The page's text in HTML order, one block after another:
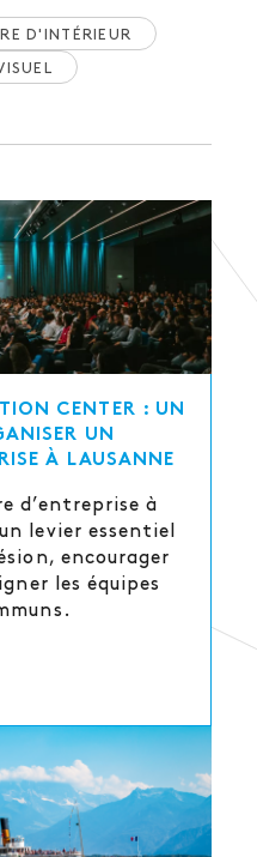
D'INTÉRIEUR
CENTER : UN
UN
À LAUSANNE
d’entreprise à
levier essentiel
encourager
les équipes